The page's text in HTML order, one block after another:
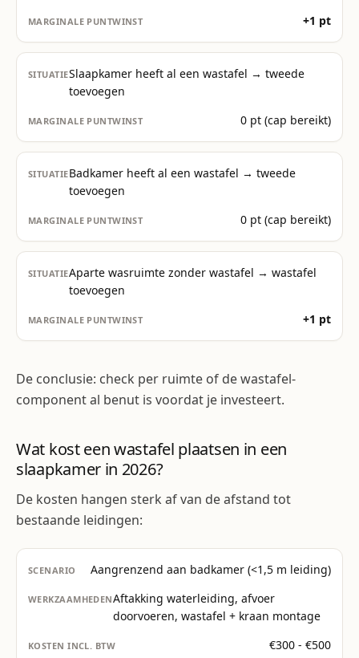
+1 pt
Slaapkamer heeft al een wastafel → tweede
toevoegen
0 pt (cap bereikt)
Badkamer heeft al een wastafel → tweede
toevoegen
0 pt (cap bereikt)
Aparte wasruimte zonder wastafel → wastafel
toevoegen
+1 pt
De conclusie: check per ruimte of de wastafel-
component al benut is voordat je investeert.
Wat kost een wastafel plaatsen in een
slaapkamer in 2026?
De kosten hangen sterk af van de afstand tot
bestaande leidingen:
Aangrenzend aan badkamer (<1,5 m leiding)
Aftakking waterleiding, afvoer
doorvoeren, wastafel + kraan montage
€300 - €500